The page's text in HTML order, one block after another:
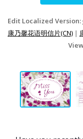
Edit Localized Version:
康乃馨花语明信片(CN) |